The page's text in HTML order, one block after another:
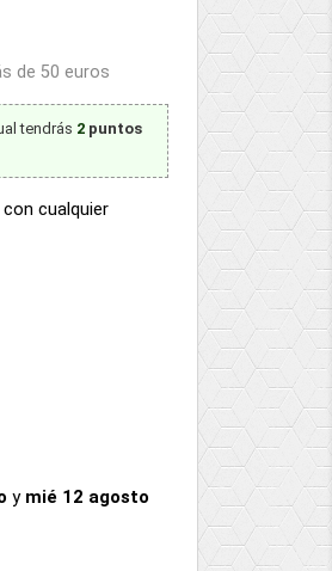
de 50 euros
tendrás 2 puntos
cualquier
y mié 12 agosto